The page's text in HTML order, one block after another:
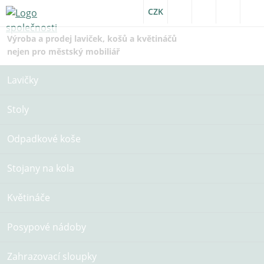
CZK
Výroba a prodej laviček, košů a květináčů
nejen pro městský mobiliář
Lavičky
Stoly
Odpadkové koše
Stojany na kola
Květináče
Posypové nádoby
Zahrazovací sloupky